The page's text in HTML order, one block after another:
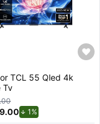
TCL 55 Qled 4k
Tv
1%